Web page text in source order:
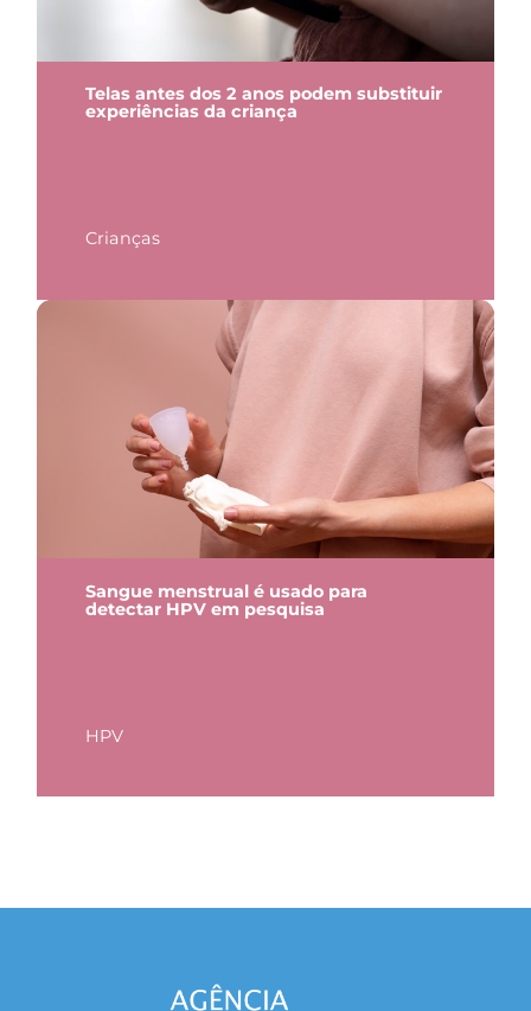
Telas antes dos 2 anos podem substituir
experiências da criança
Crianças
Sangue menstrual é usado para
detectar HPV em pesquisa
HPV